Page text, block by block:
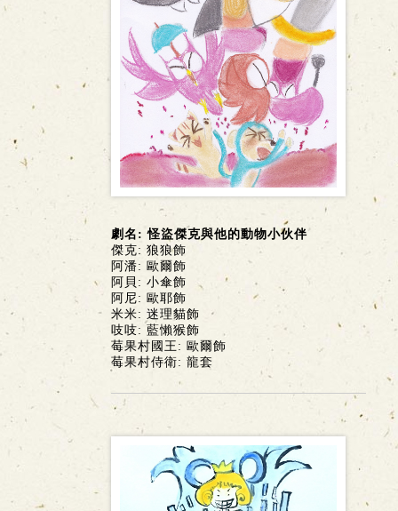
劇名: 怪盜傑克與他的動物小伙伴
傑克: 狼狼飾
阿潘: 歐爾飾
阿貝: 小傘飾
阿尼: 歐耶飾
米米: 迷理貓飾
吱吱: 藍懶猴飾
莓果村國王: 歐爾飾
莓果村侍衛: 龍套